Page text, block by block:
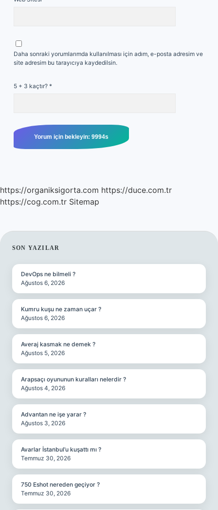
Daha sonraki yorumlarımda kullanılması için adım, e-posta adresim ve
site adresim bu tarayıcıya kaydedilsin.
5 + 3 kaçtır? *
https://organiksigorta.com https://duce.com.tr
https://cog.com.tr Sitemap
SIDEBAR
SON YAZILAR
DevOps ne bilmeli ?
Ağustos 6, 2026
Kumru kuşu ne zaman uçar ?
Ağustos 6, 2026
Averaj kasmak ne demek ?
Ağustos 5, 2026
Arapsaçı oyununun kuralları nelerdir ?
Ağustos 4, 2026
Advantan ne işe yarar ?
Ağustos 3, 2026
Avarlar İstanbul’u kuşattı mı ?
Temmuz 30, 2026
750 Eshot nereden geçiyor ?
Temmuz 30, 2026